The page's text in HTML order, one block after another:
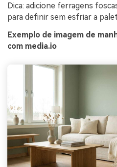
Dica: adicione ferragens
para definir sem esfriar a
Exemplo de imagem de
com media.io